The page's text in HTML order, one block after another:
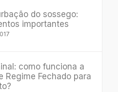
do sossego:
importantes
como funciona a
Regime Fechado para